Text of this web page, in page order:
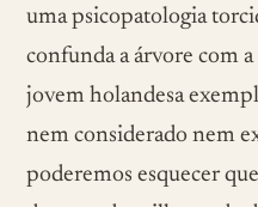
uma psicopatologia
confunda a árvore com a
jovem holandesa
nem considerado nem
poderemos esquecer